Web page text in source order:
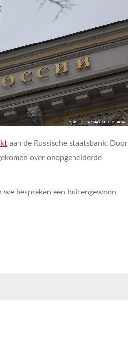
aan de Russische staatsbank. Door
over onopgehelderde
we bespreken een buitengewoon